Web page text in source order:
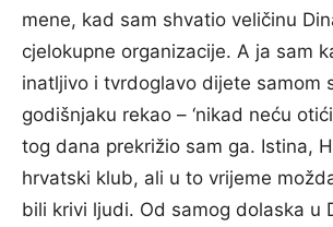
mene, kad sam shvatio veličinu
cjelokupne organizacije. A ja sam
inatljivo i tvrdoglavo dijete samom
godišnjaku rekao – ‘nikad neću
tog dana prekrižio sam ga. Istina,
hrvatski klub, ali u to vrijeme
bili krivi ljudi. Od samog dolaska u